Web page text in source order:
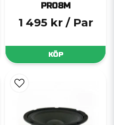
PRO8M
1 495 kr / Par
KÖP